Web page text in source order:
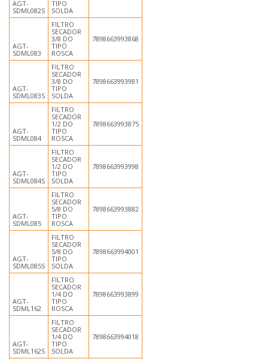
AGT-
SDML082S
TIPO
SOLDA
AGT-
SDML083
FILTRO
SECADOR
3/8 DO
TIPO
ROSCA
7898663993868
AGT-
SDML083S
FILTRO
SECADOR
3/8 DO
TIPO
SOLDA
7898663993981
AGT-
SDML084
FILTRO
SECADOR
1/2 DO
TIPO
ROSCA
7898663993875
AGT-
SDML084S
FILTRO
SECADOR
1/2 DO
TIPO
SOLDA
7898663993998
AGT-
SDML085
FILTRO
SECADOR
5/8 DO
TIPO
ROSCA
7898663993882
AGT-
SDML085S
FILTRO
SECADOR
5/8 DO
TIPO
SOLDA
7898663994001
AGT-
SDML162
FILTRO
SECADOR
1/4 DO
TIPO
ROSCA
7898663993899
AGT-
SDML162S
FILTRO
SECADOR
1/4 DO
TIPO
SOLDA
7898663994018